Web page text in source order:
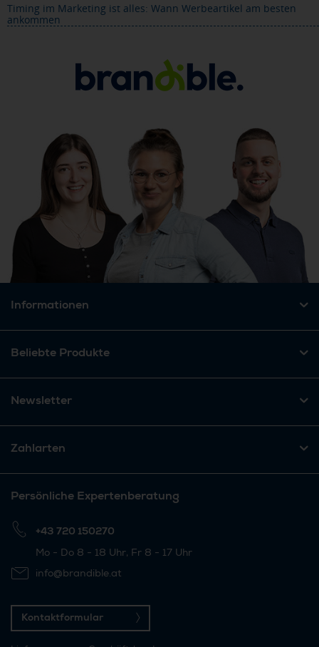
Timing im Marketing ist alles: Wann Werbeartikel am besten
ankommen
Informationen
Beliebte Produkte
Newsletter
Zahlarten
Persönliche Expertenberatung
+43 720 150270
Mo - Do 8 - 18 Uhr, Fr 8 - 17 Uhr
info@brandible.at
Kontaktformular